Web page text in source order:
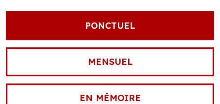
PONCTUEL
MENSUEL
EN MÉMOIRE